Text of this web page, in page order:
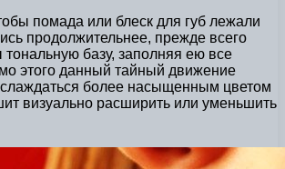
помада или блеск для губ лежали
продолжительнее, прежде всего
тональную базу, заполняя ею все
этого данный тайный движение
более насыщенным цветом
визуально расширить или уменьшить